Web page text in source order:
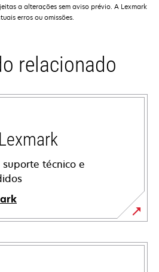
a alterações sem aviso prévio. A Lexmark
erros ou omissões.
relacionado
técnico e